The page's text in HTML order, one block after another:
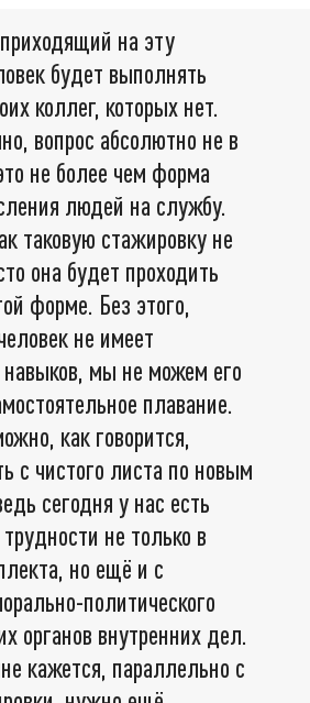
на эту
будет выполнять
коллег, которых нет.
вопрос абсолютно не в
не более чем форма
людей на службу.
таковую стажировку не
она будет проходить
форме. Без этого,
не имеет
мы не можем его
плавание.
как говорится,
с чистого листа по новым
сегодня у нас есть
не только в
но ещё и с
политического
органов внутренних дел.
кажется, параллельно с